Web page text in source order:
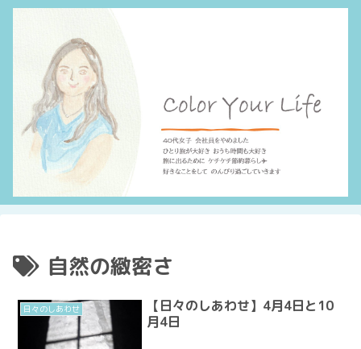
自然の緻密さ
日々のしあわせ
【日々のしあわせ】4月4日と10
月4日